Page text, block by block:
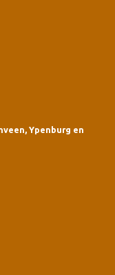
Ypenburg en